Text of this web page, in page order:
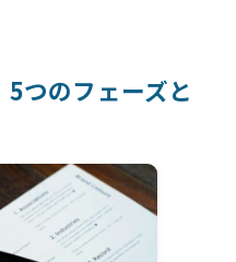
つのフェーズと